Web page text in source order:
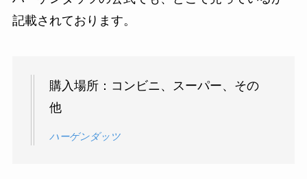
記載されております。
購入場所：コンビニ、スーパー、その
他
ハーゲンダッツ